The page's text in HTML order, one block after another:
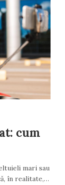
cum
mari sau
în realitate,…